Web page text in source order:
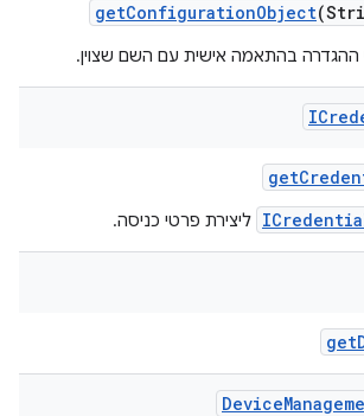
getConfigurationObject
ההגדרה בהתאמה אישית עם השם שצוין.
get
ליצירת פרטי כניסה.
get
Device